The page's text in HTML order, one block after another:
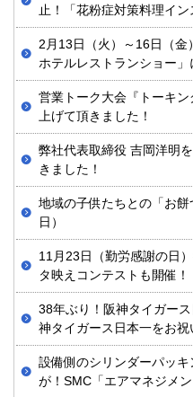
止！「花粉症対策料理イン
2月13日（火）～16日（金
ホテルレストランショー」
営業トーク大会『トーキ
上げて頂きました！
弊社代表取締役 吉岡洋明
きました！
地域の子供たちとの「お
日）
11月23日（勤労感謝の日
タ映えコンテストも開催！
38年ぶり！阪神タイガー
神タイガース日本一をお祝
設備側のシリンダーパッ
が！SMC「エアマネジメ